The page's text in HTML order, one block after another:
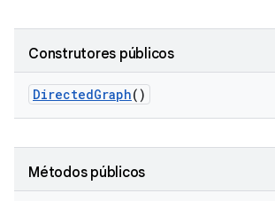
Construtores públicos
DirectedGraph()
Métodos públicos